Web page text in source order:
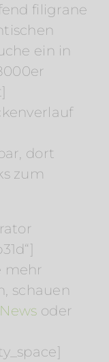
filigrane
ein in
dort
zum
mehr
schauen
oder